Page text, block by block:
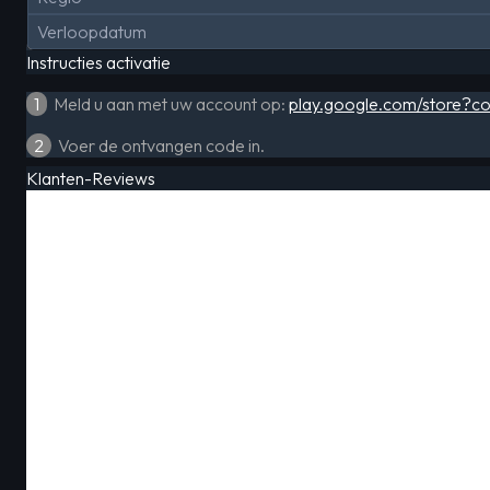
Verloopdatum
Instructies activatie
1
Meld u aan met uw account op: play.google.com/
2
Voer de ontvangen code in.
Klanten-Reviews